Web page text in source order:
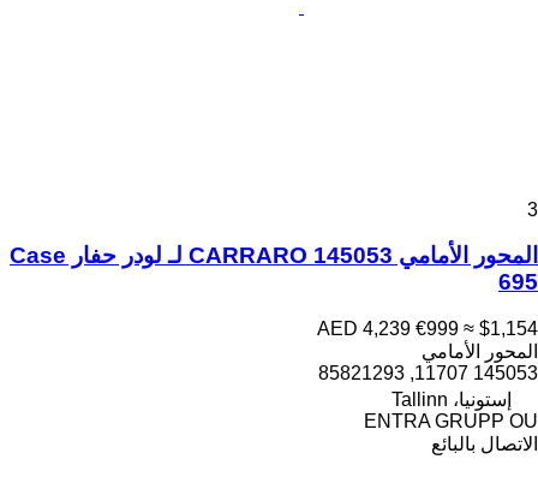
3
المحور الأمامي CARRARO 145053 لـ لودر حفار Case
695
AED 4,239 €999 ≈ $1,154
المحور الأمامي
145053 11707, 85821293
إستونيا، Tallinn
ENTRA GRUPP OU
الاتصال بالبائع